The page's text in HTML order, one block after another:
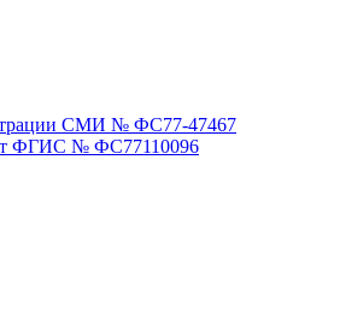
СМИ № ФС77-47467
ФГИС № ФС77110096